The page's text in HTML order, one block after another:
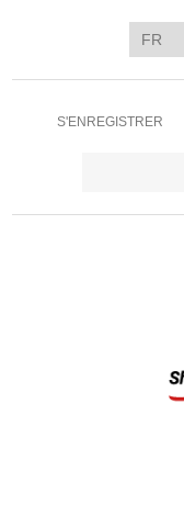
S'ENREGISTRER